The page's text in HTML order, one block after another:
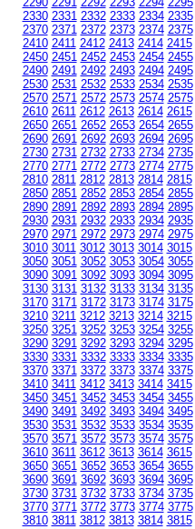
2330 2331 2332 2333 2334 2335
2370 2371 2372 2373 2374 2375
2410 2411 2412 2413 2414 2415
2450 2451 2452 2453 2454 2455
2490 2491 2492 2493 2494 2495
2530 2531 2532 2533 2534 2535
2570 2571 2572 2573 2574 2575
2610 2611 2612 2613 2614 2615
2650 2651 2652 2653 2654 2655
2690 2691 2692 2693 2694 2695
2730 2731 2732 2733 2734 2735
2770 2771 2772 2773 2774 2775
2810 2811 2812 2813 2814 2815
2850 2851 2852 2853 2854 2855
2890 2891 2892 2893 2894 2895
2930 2931 2932 2933 2934 2935
2970 2971 2972 2973 2974 2975
3010 3011 3012 3013 3014 3015
3050 3051 3052 3053 3054 3055
3090 3091 3092 3093 3094 3095
3130 3131 3132 3133 3134 3135
3170 3171 3172 3173 3174 3175
3210 3211 3212 3213 3214 3215
3250 3251 3252 3253 3254 3255
3290 3291 3292 3293 3294 3295
3330 3331 3332 3333 3334 3335
3370 3371 3372 3373 3374 3375
3410 3411 3412 3413 3414 3415
3450 3451 3452 3453 3454 3455
3490 3491 3492 3493 3494 3495
3530 3531 3532 3533 3534 3535
3570 3571 3572 3573 3574 3575
3610 3611 3612 3613 3614 3615
3650 3651 3652 3653 3654 3655
3690 3691 3692 3693 3694 3695
3730 3731 3732 3733 3734 3735
3770 3771 3772 3773 3774 3775
3810 3811 3812 3813 3814 3815